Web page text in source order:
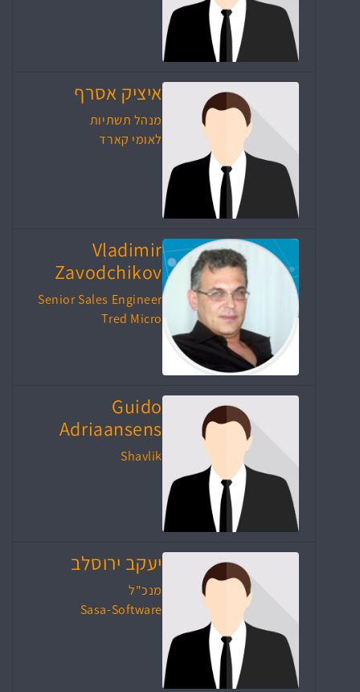
איציק אסרף
מנהל תשתיות
לאומי קארד
Vladimir
Zavodchikov
Senior Sales Engineer
Tred Micro
Guido
Adriaansens
Shavlik
יעקב ירוסלב
מנכ"ל
Sasa-Software